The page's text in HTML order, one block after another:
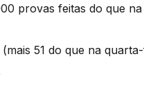
provas feitas do que
51 do que na